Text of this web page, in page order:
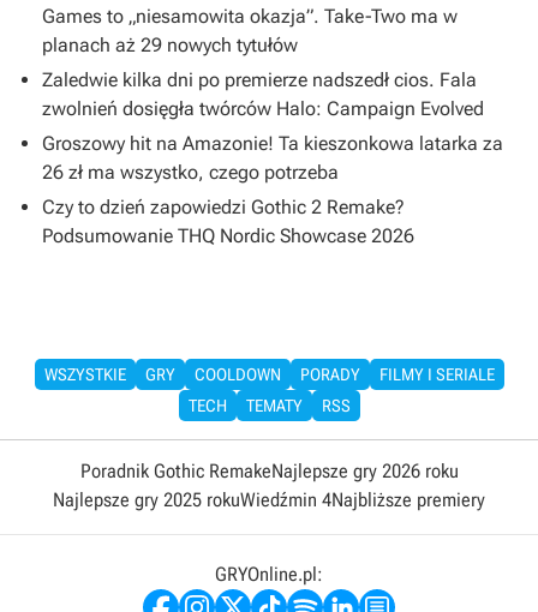
Games to „niesamowita okazja”. Take-Two ma w
planach aż 29 nowych tytułów
Zaledwie kilka dni po premierze nadszedł cios. Fala
zwolnień dosięgła twórców Halo: Campaign Evolved
Groszowy hit na Amazonie! Ta kieszonkowa latarka za
26 zł ma wszystko, czego potrzeba
Czy to dzień zapowiedzi Gothic 2 Remake?
Podsumowanie THQ Nordic Showcase 2026
WSZYSTKIE GRY COOLDOWN PORADY
FILMY I SERIALE
TECH
TEMATY RSS
Poradnik Gothic RemakeNajlepsze gry 2026 roku
Najlepsze gry 2025 rokuWiedźmin 4Najbliższe premiery
GRYOnline.pl: